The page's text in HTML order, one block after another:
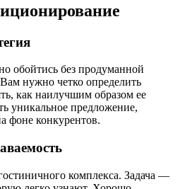
обойтись без продуманной
нужно четко определить
как наилучшим образом ее
уникальное предложение,
фоне конкурентов.
комплекса. Задача —